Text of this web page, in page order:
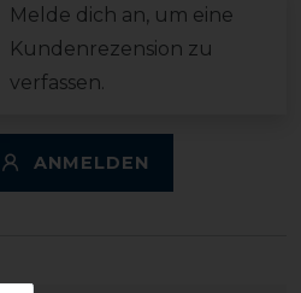
Melde dich an, um eine
Kundenrezension zu
verfassen.
ANMELDEN